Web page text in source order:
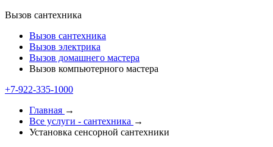
Вызов сантехника
Вызов сантехника
Вызов электрика
Вызов домашнего мастера
Вызов компьютерного мастера
+7-922-335-1000
Главная →
Все услуги - cантехника →
Установка сенсорной сантехники